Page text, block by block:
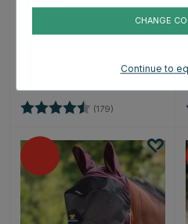
SHIRES
med ører Teal/Grå
345 kr
Karakter: (179)
CHANGE
Continue to